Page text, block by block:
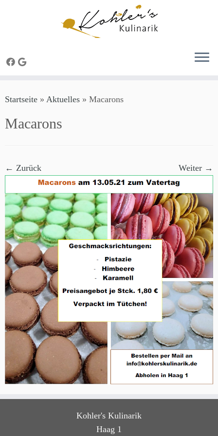
Inhalt
Startseite » Aktuelles » Macarons
Macarons
← Zurück Weiter →
Kohler's Kulinarik
Haag 1